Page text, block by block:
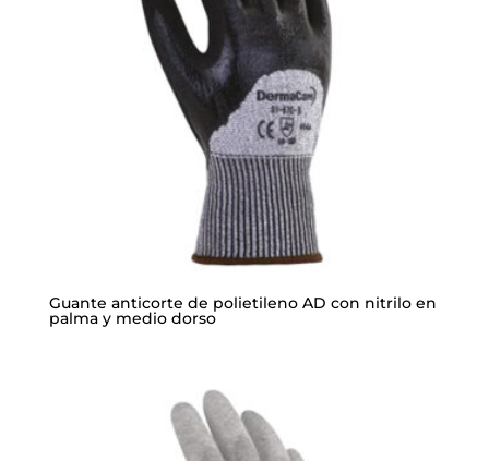
Guante anticorte de polietileno AD con nitrilo en
palma y medio dorso